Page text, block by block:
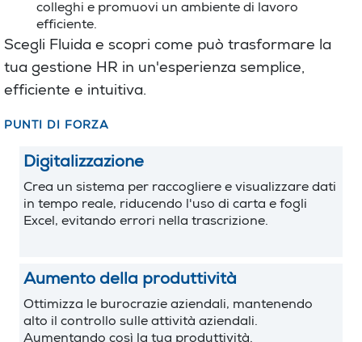
colleghi e promuovi un ambiente di lavoro
efficiente.
Scegli Fluida e scopri come può trasformare la
tua gestione HR in un'esperienza semplice,
efficiente e intuitiva.
PUNTI DI FORZA
Digitalizzazione
Crea un sistema per raccogliere e visualizzare dati
in tempo reale, riducendo l'uso di carta e fogli
Excel, evitando errori nella trascrizione.
Aumento della produttività
Ottimizza le burocrazie aziendali, mantenendo
alto il controllo sulle attività aziendali.